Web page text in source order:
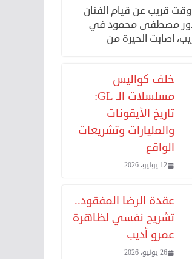
قريب عن قيام الفنان
مصطفى محمود في
اصابت الحيرة من
خلف كواليس
مسلسلات الـ GL:
تاريخ الأيقونات
والمليارات وتشريعات
الواقع
12 يوليو، 2026
عقدة الرضا المفقود..
تشريح نفسي لظاهرة
عمرو أديب
26 يونيو، 2026